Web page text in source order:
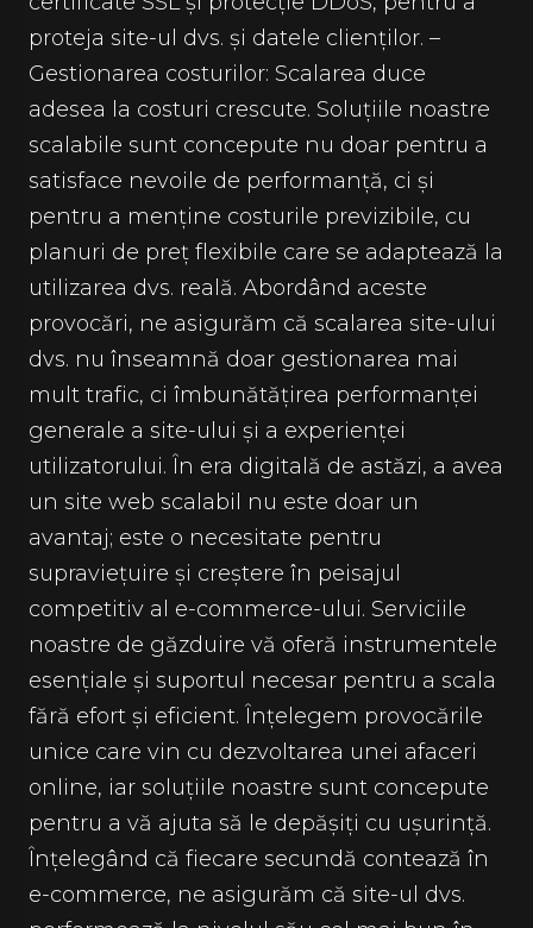
proteja site-ul dvs. și datele clienților. –
Gestionarea costurilor: Scalarea duce
adesea la costuri crescute. Soluțiile noastre
scalabile sunt concepute nu doar pentru a
satisface nevoile de performanță, ci și
pentru a menține costurile previzibile, cu
planuri de preț flexibile care se adaptează la
utilizarea dvs. reală. Abordând aceste
provocări, ne asigurăm că scalarea site-ului
dvs. nu înseamnă doar gestionarea mai
mult trafic, ci îmbunătățirea performanței
generale a site-ului și a experienței
utilizatorului. În era digitală de astăzi, a avea
un site web scalabil nu este doar un
avantaj; este o necesitate pentru
supraviețuire și creștere în peisajul
competitiv al e-commerce-ului. Serviciile
noastre de găzduire vă oferă instrumentele
esențiale și suportul necesar pentru a scala
fără efort și eficient. Înțelegem provocările
unice care vin cu dezvoltarea unei afaceri
online, iar soluțiile noastre sunt concepute
pentru a vă ajuta să le depășiți cu ușurință.
Înțelegând că fiecare secundă contează în
e-commerce, ne asigurăm că site-ul dvs.